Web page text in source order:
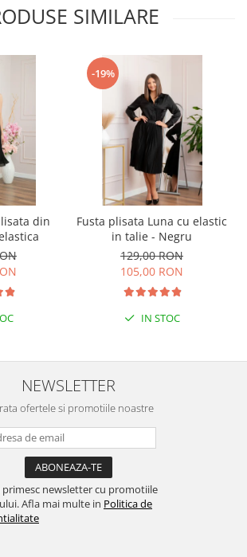
SIMILARE
din
-19%
Fusta plisata Luna cu elastic
in talie - Negru
129,00 RON
105,00 RON
IN STOC
NEWSLETTER
ofertele si promotiile noastre
primesc newsletter cu promotiile
Afla mai multe in Politica de